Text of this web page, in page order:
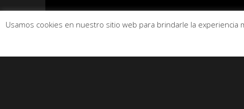
Usamos cookies en nuestro sitio web para brindarle la experiencia